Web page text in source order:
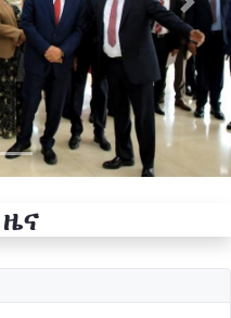
Next